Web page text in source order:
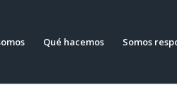
Qué hacemos Somos